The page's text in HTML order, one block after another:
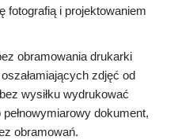
fotografią i projektowaniem
obramowania drukarki
zdjęć od
wysiłku wydrukować
dokument,
obramowań.